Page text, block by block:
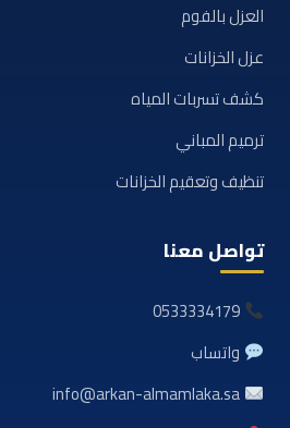
العزل بالفوم
عزل الخزانات
كشف تسربات المياه
ترميم المباني
تنظيف وتعقيم الخزانات
تواصل معنا
0533334179
واتساب
info@arkan-almamlaka.sa